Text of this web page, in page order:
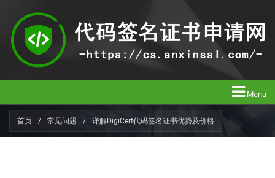
Menu
首页 / 常见问题 / 详解DigiCert代码签名证书优势及价格